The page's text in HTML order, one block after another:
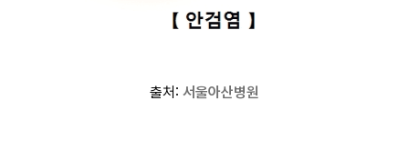
출처: 서울아산병원